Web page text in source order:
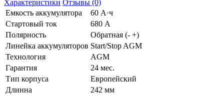
Характеристики Отзывы (0)
Емкость аккумулятора
60 А·ч
Стартовый ток
680 А
Полярность
Обратная (- +)
Линейка аккумуляторов Start/Stop AGM
Технология
AGM
Гарантия
24 мес.
Тип корпуса
Европейский
Длинна
242 мм